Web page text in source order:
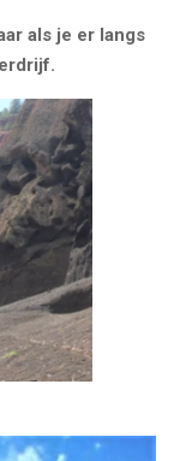
als je er langs